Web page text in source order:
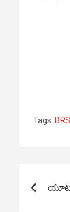
Tags: